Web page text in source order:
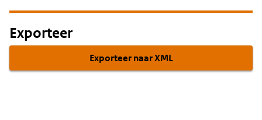
Exporteer
Exporteer naar XML